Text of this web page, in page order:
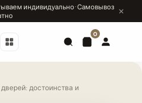
индивидуально · Самовывоз
0
достоинства и